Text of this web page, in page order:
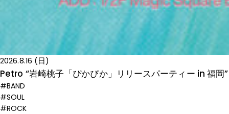
2026.8.16 (日)
Petro “岩崎桃子「ぴかぴか」リリースパーティー in 福岡”
#BAND
#SOUL
#ROCK